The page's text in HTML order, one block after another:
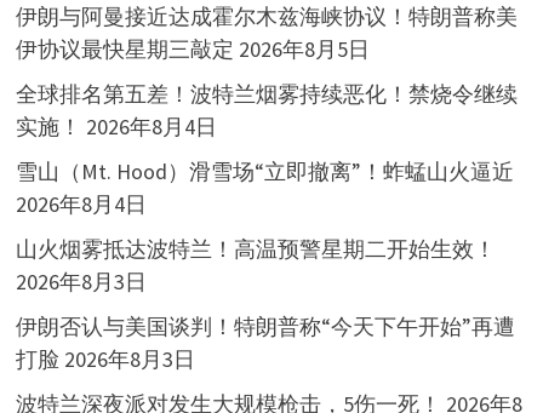
伊朗与阿曼接近达成霍尔木兹海峡协议！特朗普称美
伊协议最快星期三敲定 2026年8月5日
全球排名第五差！波特兰烟雾持续恶化！禁烧令继续
实施！ 2026年8月4日
雪山（Mt. Hood）滑雪场“立即撤离”！蚱蜢山火逼近
2026年8月4日
山火烟雾抵达波特兰！高温预警星期二开始生效！
2026年8月3日
伊朗否认与美国谈判！特朗普称“今天下午开始”再遭
打脸 2026年8月3日
波特兰深夜派对发生大规模枪击，5伤一死！ 2026年8